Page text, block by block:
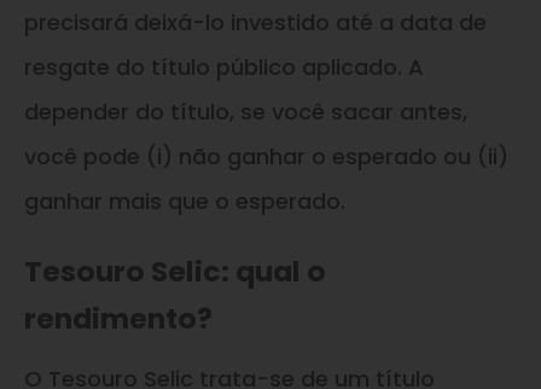
precisará deixá-lo investido até a data de
resgate do título público aplicado. A
depender do título, se você sacar antes,
você pode (i) não ganhar o esperado ou (ii)
ganhar mais que o esperado.
Tesouro Selic: qual o
rendimento?
O Tesouro Selic trata-se de um título